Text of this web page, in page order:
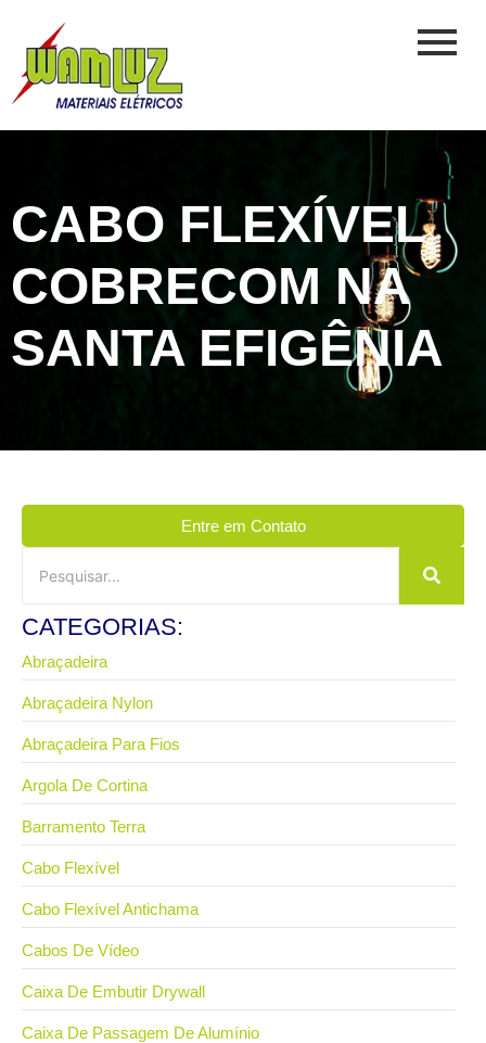
CABO FLEXÍVEL
COBRECOM NA
SANTA EFIGÊNIA
Entre em Contato
CATEGORIAS:
Abraçadeira
Abraçadeira Nylon
Abraçadeira Para Fios
Argola De Cortina
Barramento Terra
Cabo Flexível
Cabo Flexível Antichama
Cabos De Vídeo
Caixa De Embutir Drywall
Caixa De Passagem De Alumínio